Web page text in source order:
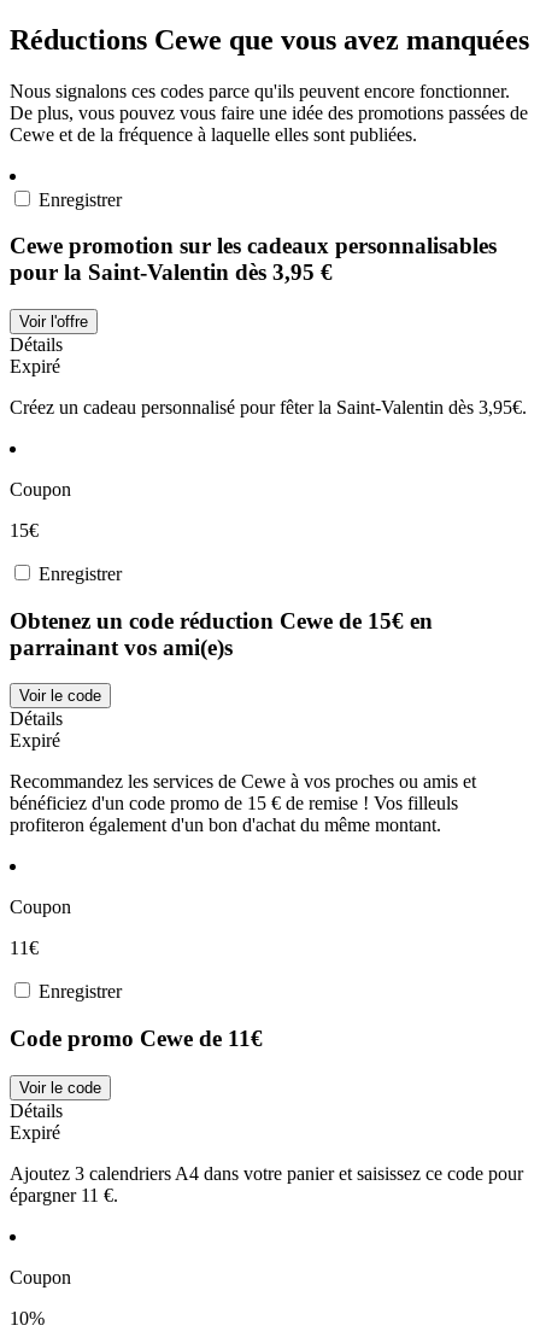
Réductions Cewe que vous avez manquées
Nous signalons ces codes parce qu'ils peuvent encore fonctionner.
De plus, vous pouvez vous faire une idée des promotions passées de
Cewe et de la fréquence à laquelle elles sont publiées.
Enregistrer
Cewe promotion sur les cadeaux personnalisables
pour la Saint-Valentin dès 3,95 €
Voir l'offre
Détails
Expiré
Créez un cadeau personnalisé pour fêter la Saint-Valentin dès 3,95€.
Coupon
15€
Enregistrer
Obtenez un code réduction Cewe de 15€ en
parrainant vos ami(e)s
Voir le code
Détails
Expiré
Recommandez les services de Cewe à vos proches ou amis et
bénéficiez d'un code promo de 15 € de remise ! Vos filleuls
profiteron également d'un bon d'achat du même montant.
Coupon
11€
Enregistrer
Code promo Cewe de 11€
Voir le code
Détails
Expiré
Ajoutez 3 calendriers A4 dans votre panier et saisissez ce code pour
épargner 11 €.
Coupon
10%